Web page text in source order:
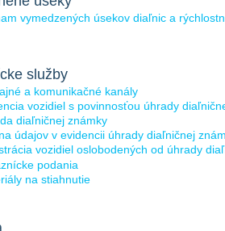
vymedzených úsekov diaľnic a
služby
a komunikačné kanály
vozidiel s povinnosťou úhrady
diaľničnej známky
údajov v evidencii úhrady diaľničnej
vozidiel oslobodených od úhrady
podania
na stiahnutie